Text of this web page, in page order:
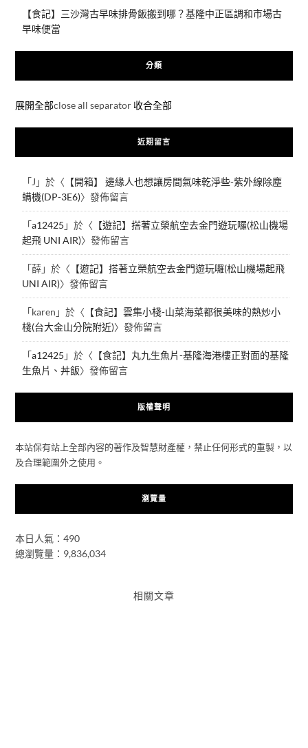
【食記】三沙灣古早味排骨飯搬到哪？基隆中正區調和市場古
早味便當
分類
展開全部close all separator 收合全部
近期留言
「J 」於〈 【開箱】 邊緣人也想讓房間氣味乾淨些-紫外線除塵
螨機(DP-3E6)〉發佈留言
「a12425 」於〈 【遊記】搭著立榮航空去金門遊玩囉(松山機場
起飛 UNI AIR)〉發佈留言
「薛」於〈 【遊記】搭著立榮航空去金門遊玩囉(松山機場起飛
UNI AIR)〉發佈留言
「karen 」於〈 【食記】雲集小棧-山菜海菜都很美味的熱炒小
棧(台大金山分院附近)〉發佈留言
「a12425 」於〈 【食記】丸九生魚片-基隆海港樓正對面的基隆
生魚片、丼飯〉發佈留言
版權聲明
本站保有站上全部內容的著作及智慧財產權，禁止任何形式的重製，以
及合理範圍外之使用。
瀏覽量
本日人氣：490
總瀏覽量：9,836,034
相關文章